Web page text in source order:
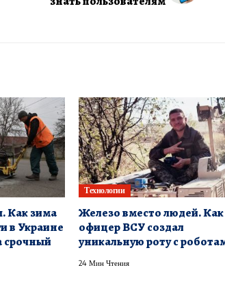
Как зима
в Украине
срочный
Технологии
Железо вместо людей. Как
офицер ВСУ создал
уникальную роту с
24 Мин Чтения